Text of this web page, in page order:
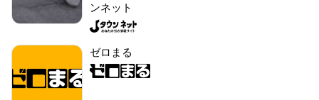
ンネット
ゼロまる